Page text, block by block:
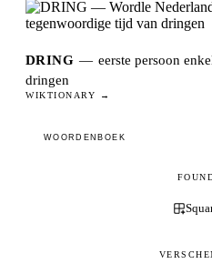
DRING — eerste persoon
dringen
WIKTIONARY →
WOORDENBOEK